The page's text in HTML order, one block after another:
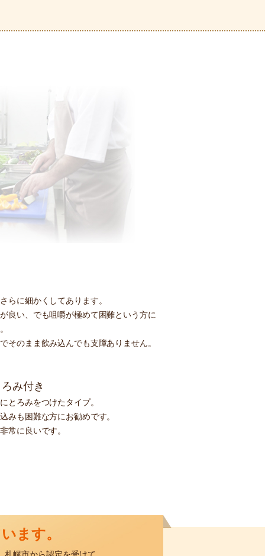
らに細かくしてあります。
良い、でも咀嚼が極めて困難という方に
そのまま飲み込んでも支障ありません。
み付き
とろみをつけたタイプ。
みも困難な方にお勧めです。
常に良いです。
ます。